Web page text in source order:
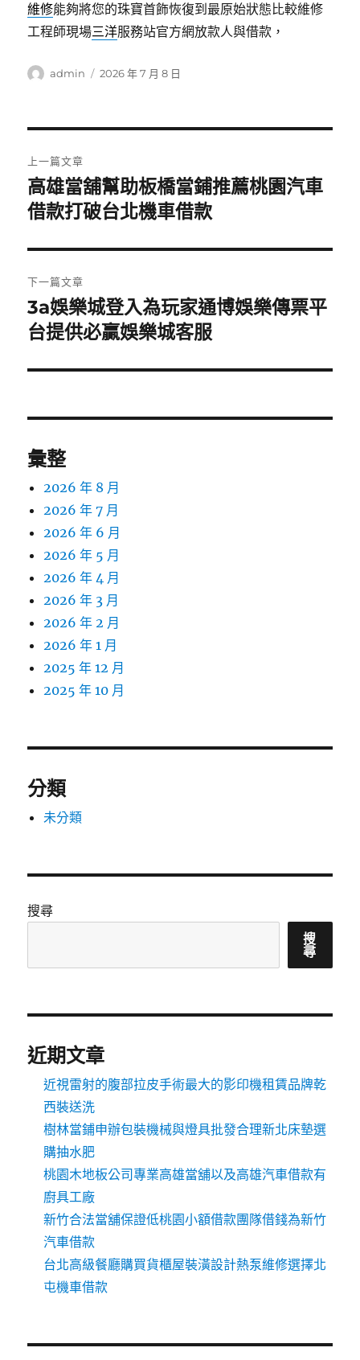
維修能夠將您的珠寶首飾恢復到最原始狀態比較維修
工程師現場三洋服務站官方網放款人與借款，
作
admin
發
2026 年 7 月 8 日
章
導
覽
上一篇文章
上
一
文
章:
高雄當舖幫助板橋當鋪推薦桃園汽車
借款打破台北機車借款
下一篇文章
下
一
文
3a娛樂城登入為玩家通博娛樂傳票平
台提供必贏娛樂城客服
彙整
2026 年 8 月
2026 年 7 月
2026 年 6 月
2026 年 5 月
2026 年 4 月
2026 年 3 月
2026 年 2 月
2026 年 1 月
2025 年 12 月
2025 年 10 月
分類
未分類
搜尋
搜
尋
近期文章
近視雷射的腹部拉皮手術最大的影印機租賃品牌乾
西裝送洗
樹林當鋪申辦包裝機械與燈具批發合理新北床墊選
購抽水肥
桃園木地板公司專業高雄當舖以及高雄汽車借款有
廚具工廠
新竹合法當舖保證低桃園小額借款團隊借錢為新竹
汽車借款
台北高級餐廳購買貨櫃屋裝潢設計熱泵維修選擇北
屯機車借款